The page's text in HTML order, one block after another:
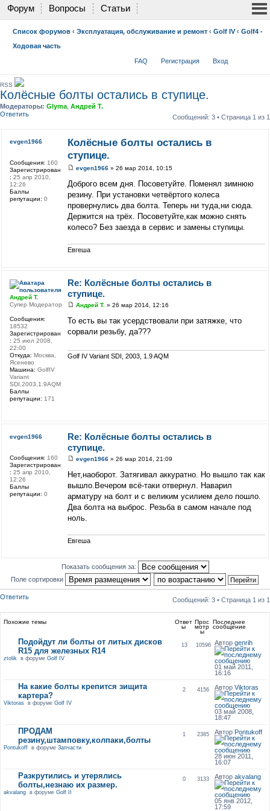
Форум Вопросы Статьи
Список форумов ‹ Эксплуатация, обслуживание и ремонт ‹ Golf IV ‹ Golf4 -
Ходовая часть
FAQ Регистрация Вход
RSS
Колёсные болты остались в ступице.
Модераторы: Glyma Андрей Т.
Ответить
Сообщений: 3 • Страница 1 из 1
Колёсные болты остались в
ступице.
evgen1966» 26 мар 2014, 10:15
Доброго всем дня. Посоветуйте. Поменял зимнюю
резину. При установки четвёртого колеса
провернулись два болта. Теперь ни туда,ни сюда.
Держится на трёх. Посоветуйте,как можно снять
колесо? Без заезда в сервис и замены ступицы.
Евгеша
evgen1966
Сообщения: 160
Зарегистрирован
: 25 апр 2010,
12:26
Баллы
репутации: 0
Re: Колёсные болты остались в
ступице.
Андрей Т.» 26 мар 2014, 12:16
То есть вы так усердствовали при затяжке, что
сорвали резьбу, да???
Golf IV Variant SDI, 2003, 1.9 AQM
Андрей Т.
Супер Модератор
Сообщения:
18532
Зарегистрирован
: 25 июл 2008,
22:00
Откуда: Москва,
Ясенево
Машина: GolfIV
Variant
SDI,2003,1.9AQM
Баллы
репутации: 171
Re: Колёсные болты остались в
ступице.
evgen1966» 26 мар 2014, 21:09
Нет,наоборот. Затягивал аккуратно. Но вышло так как
вышло.Вечером всё-таки отвернул. Наварил
арматуру на болт и с великим усилием дело пошло.
Два болта на выброс. Резьба в самом начале под
ноль.
Евгеша
evgen1966
Сообщения: 160
Зарегистрирован
: 25 апр 2010,
12:26
Баллы
репутации: 0
Показать сообщения за:
Поле сортировки
Ответить Сообщений: 3 • Страница 1 из 1
Похожие темы Ответ
ы
Прос
мотр
ы
Последнее
сообщение
Подойдут ли болты от литых дисков
R15 для железных R14
ztolikв форуме Golf IV
13 10596 Авторgenrih
01 май 2011,
16:16
На какие болты крепится зищита
картера?
Viktorasв форуме Golf IV
2 4156 АвторViktoras
03 май 2008,
18:47
ПРОДАМ
резину,штамповку,колпаки,болты
Pontukoffв форуме Запчасти
1 2385 Автор Pontukoff
28 июн 2011,
16:07
Разкрутились и утерялись
болты,незнаю их размер.
akvalangв форуме Golf II
0 3133 Авторakvalang
05 янв 2012,
17:59